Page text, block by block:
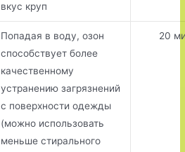
вкус круп
Попадая в воду, озон
способствует более
качественному
устранению загрязнений
с поверхности одежды
(можно использовать
меньше стирального
20